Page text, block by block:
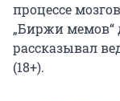
процессе
„Биржи мемов“
рассказывал
(18+).